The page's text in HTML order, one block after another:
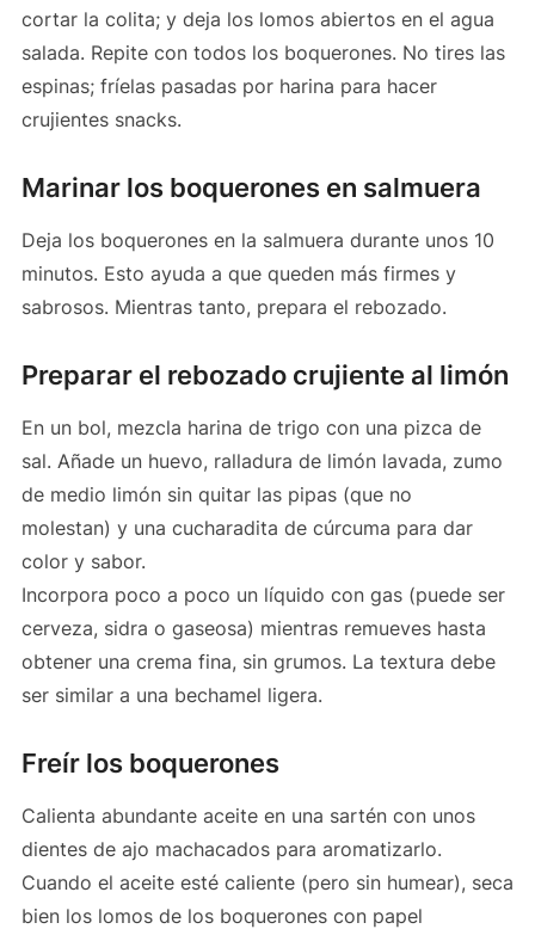
cortar la colita; y deja los lomos abiertos en el agua
salada. Repite con todos los boquerones. No tires las
espinas; fríelas pasadas por harina para hacer
crujientes snacks.
Marinar los boquerones en salmuera
Deja los boquerones en la salmuera durante unos 10
minutos. Esto ayuda a que queden más firmes y
sabrosos. Mientras tanto, prepara el rebozado.
Preparar el rebozado crujiente al limón
En un bol, mezcla harina de trigo con una pizca de
sal. Añade un huevo, ralladura de limón lavada, zumo
de medio limón sin quitar las pipas (que no
molestan) y una cucharadita de cúrcuma para dar
color y sabor.
Incorpora poco a poco un líquido con gas (puede ser
cerveza, sidra o gaseosa) mientras remueves hasta
obtener una crema fina, sin grumos. La textura debe
ser similar a una bechamel ligera.
Freír los boquerones
Calienta abundante aceite en una sartén con unos
dientes de ajo machacados para aromatizarlo.
Cuando el aceite esté caliente (pero sin humear), seca
bien los lomos de los boquerones con papel